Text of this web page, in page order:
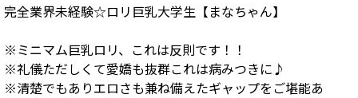
完全業界未経験☆ロリ巨乳大学生【まなちゃん】
※ミニマム巨乳ロリ、これは反則です！！
※礼儀ただしくて愛嬌も抜群これは病みつきに♪
※清楚でもありエロさも兼ね備えたギャップをご堪能あ